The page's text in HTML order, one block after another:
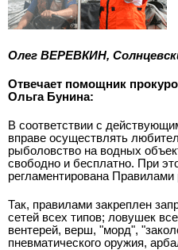
Олег ВЕРЕВКИН,
Отвечает помощник
Ольга Бунина:
В соответствии с
вправе осуществлять
рыболовство на водных
свободно и бесплатно. При
регламентирована
Так, правилами закреплен
сетей всех типов; ловушек
вентерей, верш, "морд",
пневматического оружия,